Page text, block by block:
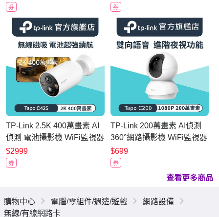
援512G /寵物/嬰兒/長
輩/Tapo C220)
券
視12公尺(Tapo C200C)
券
TP-Link 2.5K 400萬畫素 AI
偵測 電池攝影機 WiFi監視器
IPCAM (IP66//支援512G
/Tapo C425)
$2999
券
TP-Link 200萬畫素 AI偵測
360°網路攝影機 WiFi監視器
IPCAM (雙向語音/支援512G
/寵物/嬰兒/長輩/Tapo C200)
$699
券
查看更多商品
購物中心 電腦/零組件/週邊/遊戲
網路設備
無線/有線網路卡